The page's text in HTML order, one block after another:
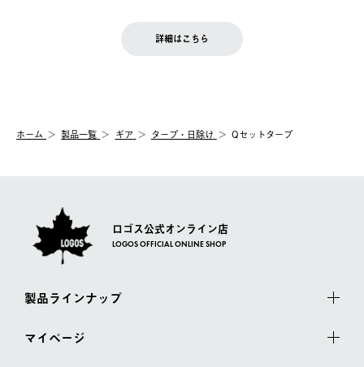
【配送業者】
佐川急便にて配送されます。
お客様都合の返品にかかる送料は、お客様ご負担とさせていただ
一度お手元の商品を返品いただき、ご希望商品を再注文してくだ
LOGOS FAMILY会員の方は、会員マイページ内 購入履歴画面に
詳細はこちら
ホーム 製品一覧 ギア タープ・日除け Qセットタープ
ロゴス公式オンライン店
LOGOS OFFICIAL ONLINE SHOP
製品ラインナップ
マイページ